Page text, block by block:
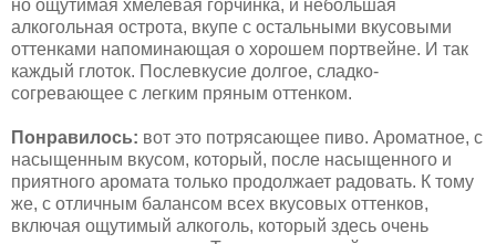
но ощутимая хмелевая горчинка, и небольшая
алкогольная острота, вкупе с остальными вкусовыми
оттенками напоминающая о хорошем портвейне. И так
каждый глоток. Послевкусие долгое, сладко-
согревающее с легким пряным оттенком.
Понравилось: вот это потрясающее пиво. Ароматное, с
насыщенным вкусом, который, после насыщенного и
приятного аромата только продолжает радовать. К тому
же, с отличным балансом всех вкусовых оттенков,
включая ощутимый алкоголь, который здесь очень